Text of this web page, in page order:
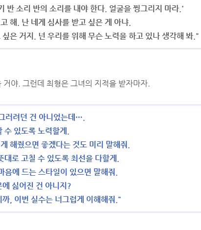
반 소리 반의 소리를 내야 한다. 얼굴을 찡그리지 마라.'
해. 난 네게 심사를 받고 싶은 게 아냐.
싶은 거지. 넌 우리를 위해 무슨 노력을 하고 있나 생각해 봐."
거야. 그런데 최형은 그녀의 지적을 받자마자.
러려던 건 아니었는데….
수 있도록 노력할게.
해줬으면 좋겠다는 것도 미리 말해줘.
로 고칠 수 있도록 최선을 다할게.
음에 드는 스타일이 있으면 말해줘.
싫어진 건 아니지?
까, 이번 실수는 너그럽게 이해해줘."